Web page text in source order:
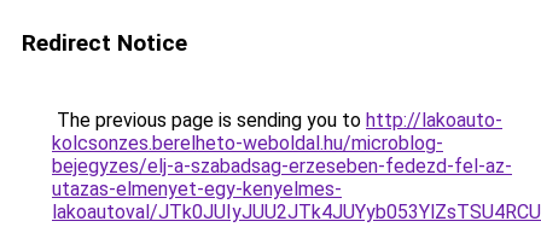
Redirect Notice
The previous page is sending you to http://lakoauto-
kolcsonzes.berelheto-weboldal.hu/microblog-
bejegyzes/elj-a-szabadsag-erzeseben-fedezd-fel-az-
utazas-elmenyet-egy-kenyelmes-
lakoautoval/